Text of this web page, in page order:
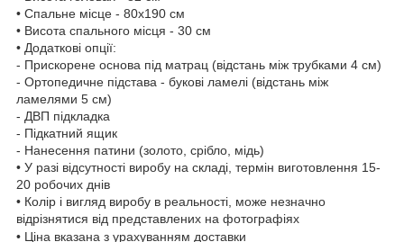
• Спальне місце - 80х190 см
• Висота спального місця - 30 см
• Додаткові опції:
- Прискорене основа під матрац (відстань між трубками 4 см)
- Ортопедичне підстава - букові ламелі (відстань між
ламелями 5 см)
- ДВП підкладка
- Підкатний ящик
- Нанесення патини (золото, срібло, мідь)
• У разі відсутності виробу на складі, термін виготовлення 15-
20 робочих днів
• Колір і вигляд виробу в реальності, може незначно
відрізнятися від представлених на фотографіях
• Ціна вказана з урахуванням доставки